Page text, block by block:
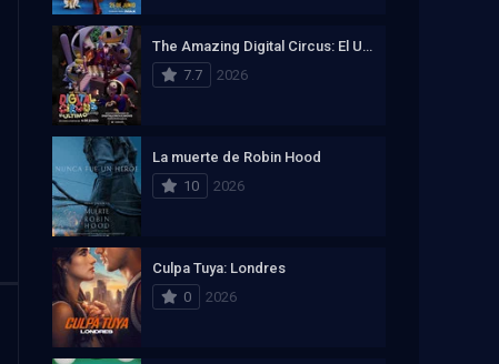
The Amazing Digital Circus: El Ultimo Acto
7.7
2026
La muerte de Robin Hood
10
2026
Culpa Tuya: Londres
0
2026